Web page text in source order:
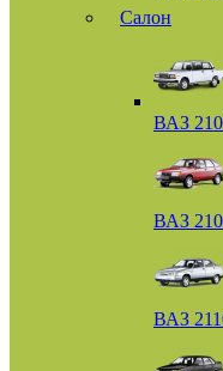
Салон
ВАЗ
ВАЗ
ВАЗ